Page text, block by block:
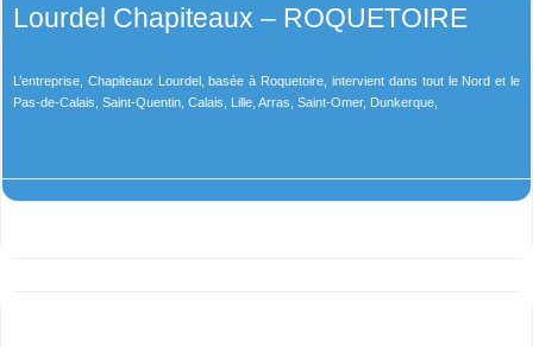
Lourdel Chapiteaux – ROQUETOIRE
L’entreprise, Chapiteaux Lourdel, basée à Roquetoire, intervient dans tout le Nord et le
Pas-de-Calais, Saint-Quentin, Calais, Lille, Arras, Saint-Omer, Dunkerque,